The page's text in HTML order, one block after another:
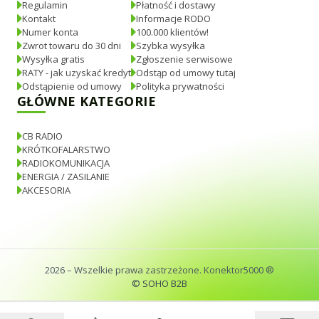
Regulamin
Kontakt
Numer konta
Zwrot towaru do 30 dni
Wysyłka gratis
RATY - jak uzyskać kredyt
Odstąpienie od umowy
Płatność i dostawy
Informacje RODO
100.000 klientów!
Szybka wysyłka
Zgłoszenie serwisowe
Odstąp od umowy tutaj
Polityka prywatności
GŁÓWNE KATEGORIE
CB RADIO
KRÓTKOFALARSTWO
RADIOKOMUNIKACJA
ENERGIA / ZASILANIE
AKCESORIA
2026– Wszelkie prawa zastrzeżone. Konektor5000 ®
© SOHO B2B